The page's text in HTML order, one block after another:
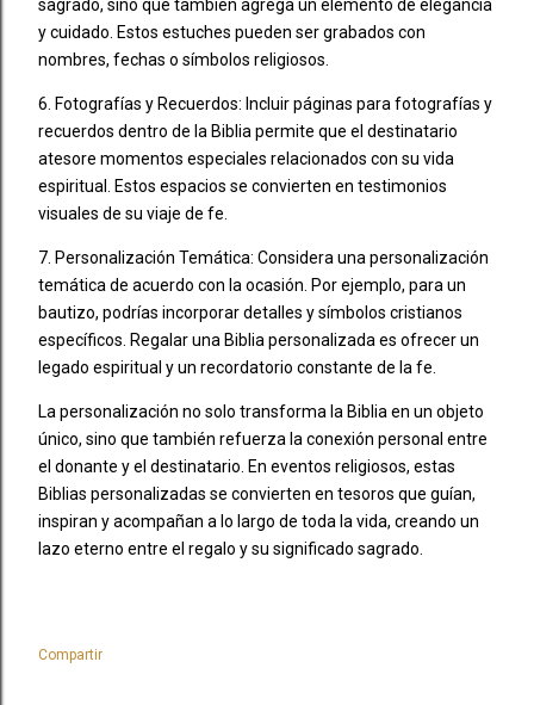
sagrado, sino que también agrega un elemento de elegancia
y cuidado. Estos estuches pueden ser grabados con
nombres, fechas o símbolos religiosos.
6. Fotografías y Recuerdos: Incluir páginas para fotografías y
recuerdos dentro de la Biblia permite que el destinatario
atesore momentos especiales relacionados con su vida
espiritual. Estos espacios se convierten en testimonios
visuales de su viaje de fe.
7. Personalización Temática: Considera una personalización
temática de acuerdo con la ocasión. Por ejemplo, para un
bautizo, podrías incorporar detalles y símbolos cristianos
específicos. Regalar una Biblia personalizada es ofrecer un
legado espiritual y un recordatorio constante de la fe.
La personalización no solo transforma la Biblia en un objeto
único, sino que también refuerza la conexión personal entre
el donante y el destinatario. En eventos religiosos, estas
Biblias personalizadas se convierten en tesoros que guían,
inspiran y acompañan a lo largo de toda la vida, creando un
lazo eterno entre el regalo y su significado sagrado.
Compartir